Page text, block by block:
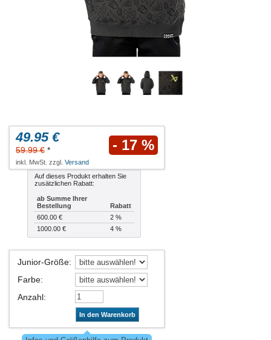
49.95 €
59.99 € * - 17 %
inkl. MwSt. zzgl. Versand
Auf dieses Produkt erhalten Sie
zusätzlichen Rabatt:
ab Summe Ihrer
Bestellung
Rabatt
600.00 €
2 %
1000.00 €
4 %
Junior-Größe:
Farbe:
Anzahl:
In den Warenkorb